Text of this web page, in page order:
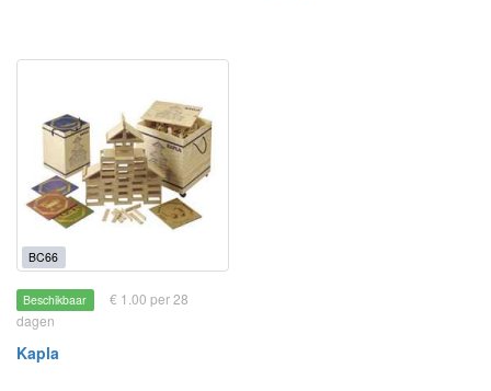
BC66
Beschikbaar
€ 1.00 per 28
dagen
Kapla